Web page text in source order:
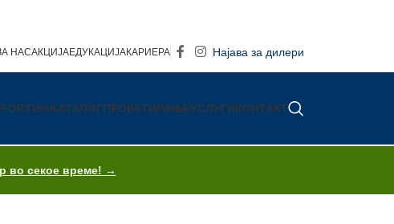
НАСАКЦИЈАЕДУКАЦИЈАКАРИЕРА Најава за дилери
FORTIS®КАТАЛОГПРОЕКТИРАЊЕУСЛУГИКОНТАКТ
во секое време! →